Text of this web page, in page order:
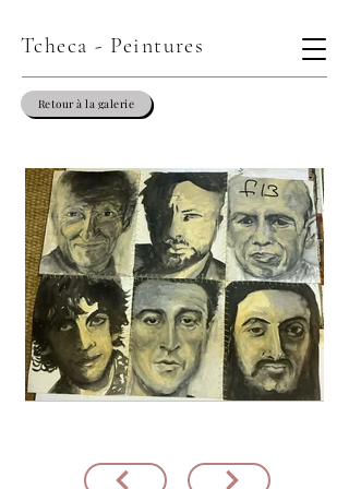
Tcheca - Peintures
Retour à la galerie